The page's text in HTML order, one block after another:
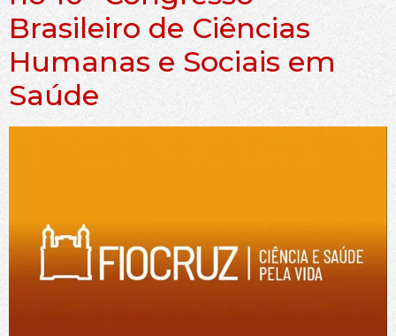
Brasileiro de Ciências
Humanas e Sociais em
Saúde